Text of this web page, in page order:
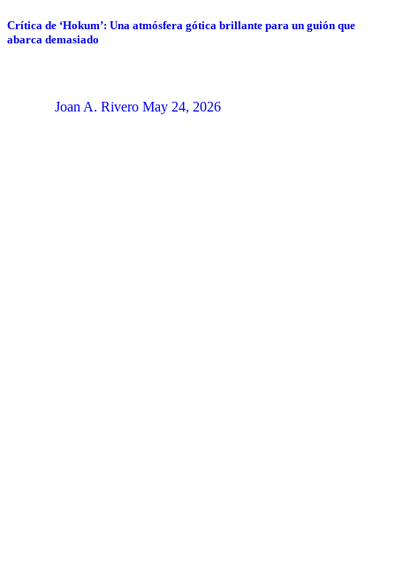
Crítica de ‘Hokum’: Una atmósfera gótica brillante para un guión que
abarca demasiado
Joan A. Rivero May 24, 2026